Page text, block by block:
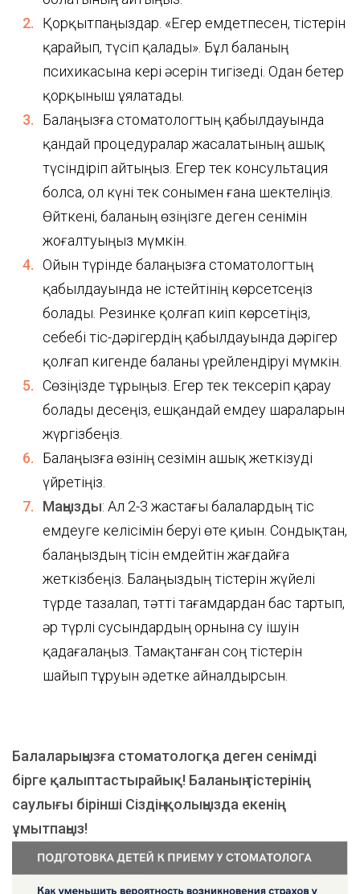
Қорқытпаңыздар. «Егер емдетпесен, тістерін
қарайып, түсіп қалады». Бұл баланың
психикасына кері әсерін тигізеді. Одан бетер
қорқыныш ұялатады.
Балаңызға стоматологтың қабылдауында
қандай процедуралар жасалатының ашық
түсіндіріп айтыңыз. Егер тек консультация
болса, ол күні тек сонымен ғана шектеліңіз.
Өйткені, баланың өзіңізге деген сенімін
жоғалтуыңыз мүмкін.
Ойын түрінде балаңызға стоматологтың
қабылдауында не істейтінің көрсетсеңіз
болады. Резинке қолғап киіп көрсетіңіз,
себебі тіс-дәрігердің қабылдауында дәрігер
қолғап кигенде баланы үрейлендіруі мүмкін.
Сөзіңізде тұрыңыз. Егер тек тексеріп қарау
болады десеңіз, ешқандай емдеу шараларын
жүргізбеңіз.
Балаңызға өзінің сезімін ашық жеткізуді
үйретіңіз.
Маңызды: Ал 2-3 жастағы балалардың тіс
емдеуге келісімін беруі өте қиын. Сондықтан,
балаңыздың тісін емдейтін жағдайға
жеткізбеңіз. Балаңыздың тістерін жүйелі
түрде тазалап, тәтті тағамдардан бас тартып,
әр түрлі сусындардың орнына су ішуін
қадағалаңыз. Тамақтанған соң тістерін
шайып тұруын әдетке айналдырсын.
Балаларыңызға стоматологқа деген сенімді
бірге қалыптастырайық! Баланың тістерінің
саулығы бірінші Сіздің қолыңызда екенің
ұмытпаңыз!